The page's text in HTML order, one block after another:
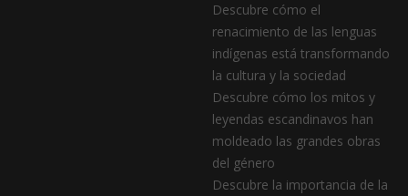
Descubre cómo el
renacimiento de las lenguas
indígenas está transformando
la cultura y la sociedad
Descubre cómo los mitos y
leyendas escandinavos han
moldeado las grandes obras
del género
Descubre la importancia de la